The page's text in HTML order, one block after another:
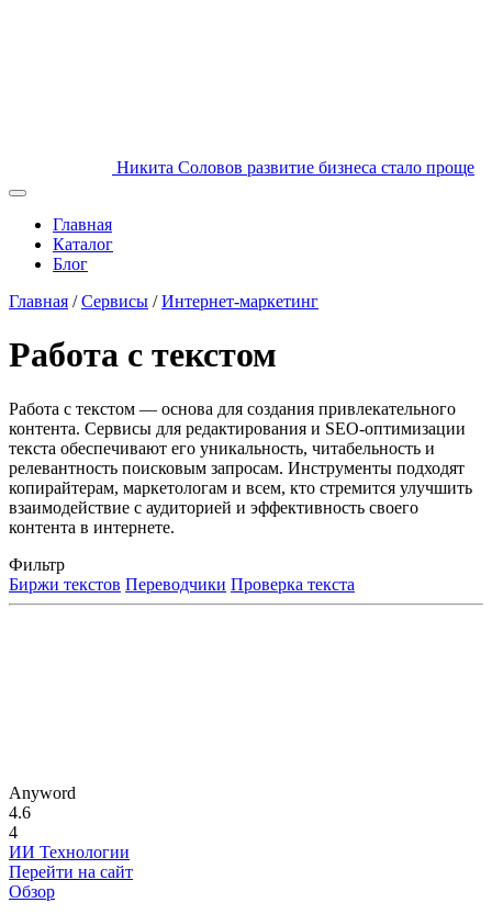
Никита Соловов развитие бизнеса стало проще
Главная
Каталог
Блог
Главная / Сервисы / Интернет-маркетинг
Работа с текстом
Работа с текстом — основа для создания привлекательного
контента. Сервисы для редактирования и SEO-оптимизации
текста обеспечивают его уникальность, читабельность и
релевантность поисковым запросам. Инструменты подходят
копирайтерам, маркетологам и всем, кто стремится улучшить
взаимодействие с аудиторией и эффективность своего
контента в интернете.
Фильтр
Биржи текстов Переводчики Проверка текста
Anyword
4.6
4
ИИ Технологии
Перейти на сайт
Обзор